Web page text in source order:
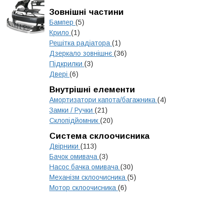
Зовнішні частини
Бампер (5)
Крило (1)
Решітка радіатора (1)
Дзеркало зовнішнє (36)
Підкрилки (3)
Двері (6)
Внутрішні елементи
Амортизатори капота/багажника (4)
Замки / Ручки (21)
Склопідйомник (20)
Система склоочисника
Двірники (113)
Бачок омивача (3)
Насос бачка омивача (30)
Механізм склоочисника (5)
Мотор склоочисника (6)